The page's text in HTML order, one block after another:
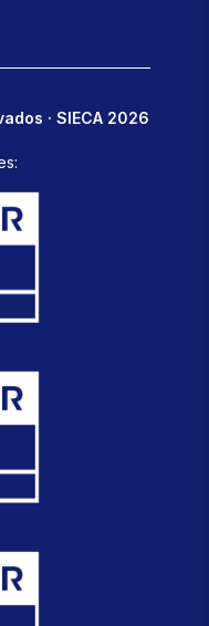
· SIECA 2026